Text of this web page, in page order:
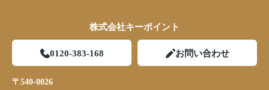
株式会社キーポイント
0120-383-168 お問い合わせ
〒540-0026